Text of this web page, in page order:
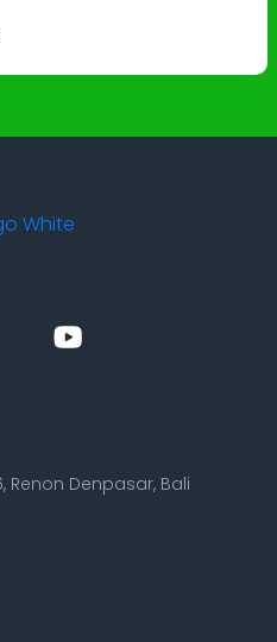
Renon Denpasar, Bali